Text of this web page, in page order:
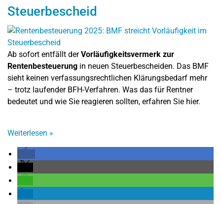
Steuerbescheid
Ab sofort entfällt derVorläufigkeitsvermerk zur
Rentenbesteuerung in neuen Steuerbescheiden. Das BMF
sieht keinen verfassungsrechtlichen Klärungsbedarf mehr
– trotz laufender BFH-Verfahren. Was das für Rentner
bedeutet und wie Sie reagieren sollten, erfahren Sie hier.
Weiterlesen »